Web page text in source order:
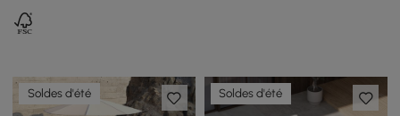
Soldes d'été Soldes d'été